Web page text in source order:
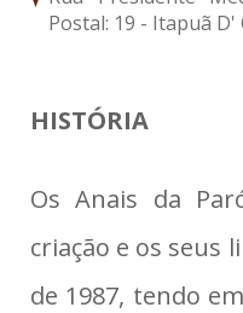
Postal: 19 - Itapuã D'
HISTÓRIA
Os Anais da
criação e os seus
de 1987, tendo